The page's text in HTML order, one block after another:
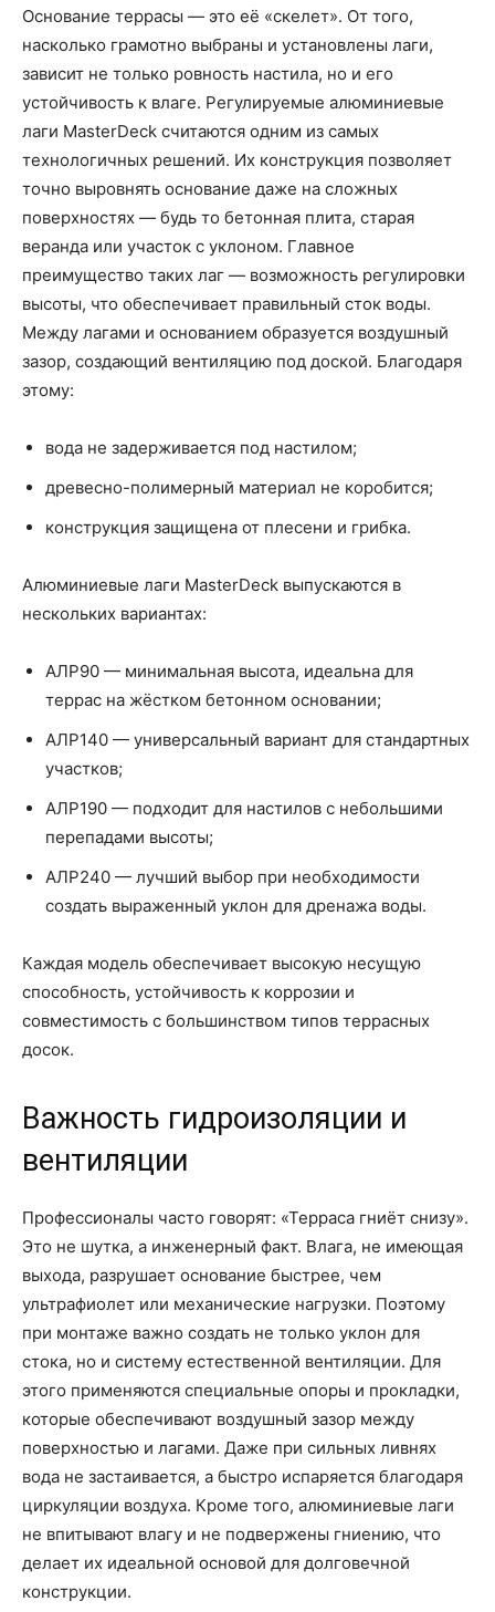
Основание террасы — это её «скелет». От того,
насколько грамотно выбраны и установлены лаги,
зависит не только ровность настила, но и его
устойчивость к влаге. Регулируемые алюминиевые
лаги MasterDeck считаются одним из самых
технологичных решений. Их конструкция позволяет
точно выровнять основание даже на сложных
поверхностях — будь то бетонная плита, старая
веранда или участок с уклоном. Главное
преимущество таких лаг — возможность регулировки
высоты, что обеспечивает правильный сток воды.
Между лагами и основанием образуется воздушный
зазор, создающий вентиляцию под доской. Благодаря
этому:
вода не задерживается под настилом;
древесно-полимерный материал не коробится;
конструкция защищена от плесени и грибка.
Алюминиевые лаги MasterDeck выпускаются в
нескольких вариантах:
АЛР90 — минимальная высота, идеальна для
террас на жёстком бетонном основании;
АЛР140 — универсальный вариант для стандартных
участков;
АЛР190 — подходит для настилов с небольшими
перепадами высоты;
АЛР240 — лучший выбор при необходимости
создать выраженный уклон для дренажа воды.
Каждая модель обеспечивает высокую несущую
способность, устойчивость к коррозии и
совместимость с большинством типов террасных
досок.
Важность гидроизоляции и
вентиляции
Профессионалы часто говорят: «Терраса гниёт снизу».
Это не шутка, а инженерный факт. Влага, не имеющая
выхода, разрушает основание быстрее, чем
ультрафиолет или механические нагрузки. Поэтому
при монтаже важно создать не только уклон для
стока, но и систему естественной вентиляции. Для
этого применяются специальные опоры и прокладки,
которые обеспечивают воздушный зазор между
поверхностью и лагами. Даже при сильных ливнях
вода не застаивается, а быстро испаряется благодаря
циркуляции воздуха. Кроме того, алюминиевые лаги
не впитывают влагу и не подвержены гниению, что
делает их идеальной основой для долговечной
конструкции.